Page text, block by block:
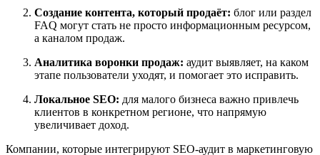
Создание контента, который продаёт: блог или раздел
FAQ могут стать не просто информационным ресурсом,
а каналом продаж.
Аналитика воронки продаж: аудит выявляет, на каком
этапе пользователи уходят, и помогает это исправить.
Локальное SEO: для малого бизнеса важно привлечь
клиентов в конкретном регионе, что напрямую
увеличивает доход.
Компании, которые интегрируют SEO-аудит в маркетинговую